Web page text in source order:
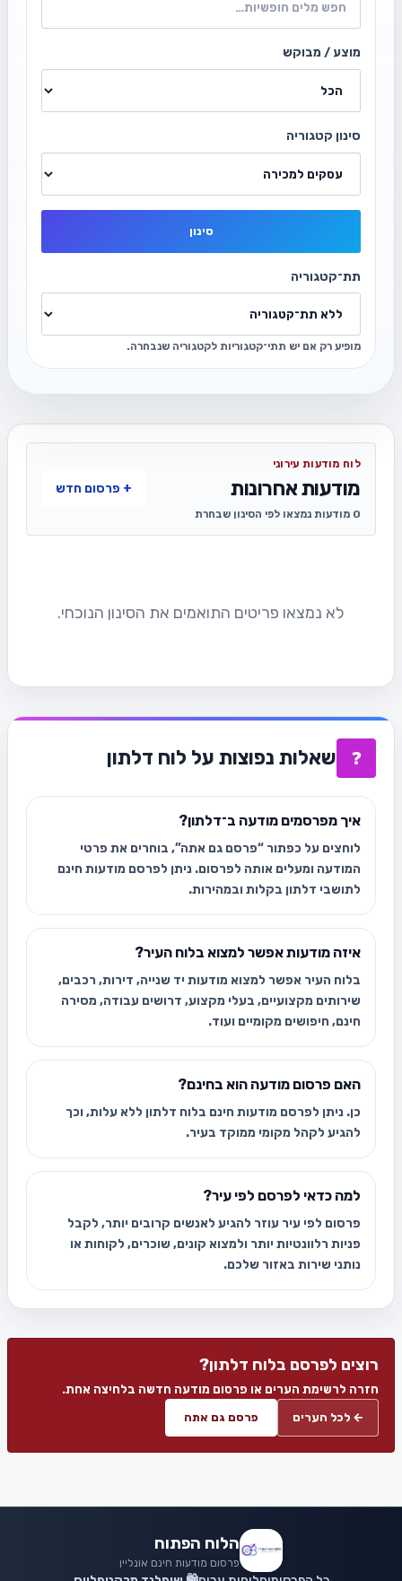
מוצע / מבוקש
סינון קטגוריה
סינון
תת־קטגוריה
מופיע רק אם יש תתי־קטגוריות לקטגוריה שנבחרה.
לוח מודעות עירוני
מודעות אחרונות
0 מודעות נמצאו לפי הסינון שבחרת
+ פרסום חדש
לא נמצאו פריטים התואמים את הסינון הנוכחי.
❓ שאלות נפוצות על לוח דלתון
איך מפרסמים מודעה ב־דלתון?
לוחצים על כפתור “פרסם גם אתה”, בוחרים את פרטי
המודעה ומעלים אותה לפרסום. ניתן לפרסם מודעות חינם
לתושבי דלתון בקלות ובמהירות.
איזה מודעות אפשר למצוא בלוח העיר?
בלוח העיר אפשר למצוא מודעות יד שנייה, דירות, רכבים,
שירותים מקצועיים, בעלי מקצוע, דרושים עבודה, מסירה
חינם, חיפושים מקומיים ועוד.
האם פרסום מודעה הוא בחינם?
כן. ניתן לפרסם מודעות חינם בלוח דלתון ללא עלות, וכך
להגיע לקהל מקומי ממוקד בעיר.
למה כדאי לפרסם לפי עיר?
פרסום לפי עיר עוזר להגיע לאנשים קרובים יותר, לקבל
פניות רלוונטיות יותר ולמצוא קונים, שוכרים, לקוחות או
נותני שירות באזור שלכם.
רוצים לפרסם בלוח דלתון?
חזרה לרשימת הערים או פרסום מודעה חדשה בלחיצה אחת.
← לכל הערים פרסם גם אתה
הלוח הפתוח
פרסום מודעות חינם אונליין